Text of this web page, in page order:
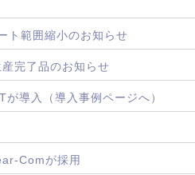
ト範囲縮小のお知らせ
完了品のお知らせ
導入（導入事例ページへ）
Comが採用